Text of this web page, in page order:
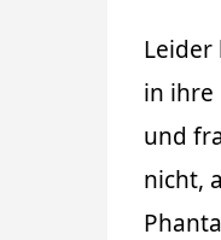
Leider
in ihre
und
nicht,